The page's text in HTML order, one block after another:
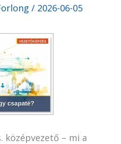
/ 2026-06-05
középvezető – mi a